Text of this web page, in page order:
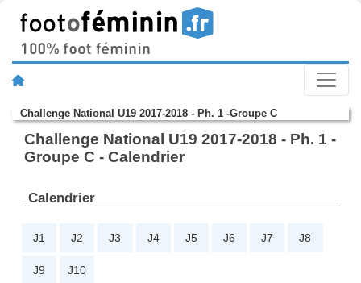
Challenge National U19 2017-2018 - Ph. 1 -Groupe C
Challenge National U19 2017-2018 - Ph. 1 -
Groupe C - Calendrier
Calendrier
J1 J2 J3 J4 J5 J6 J7 J8
J9 J10